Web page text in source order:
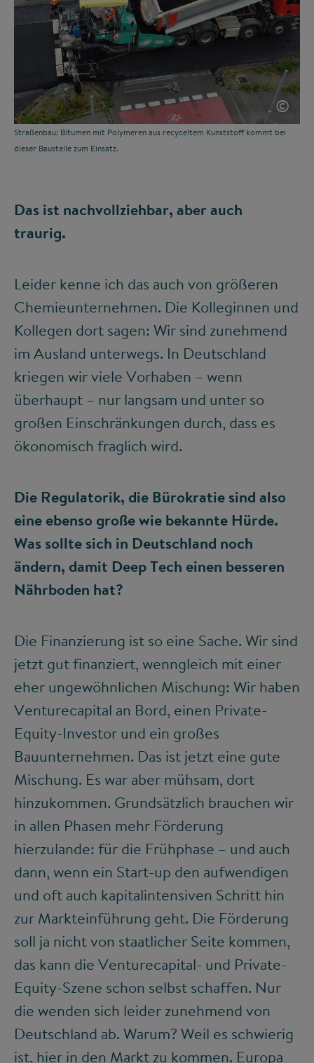
©
Straßenbau: Bitumen mit Polymeren aus recyceltem Kunststoff kommt bei
dieser Baustelle zum Einsatz.
Das ist nachvollziehbar, aber auch
traurig.
Leider kenne ich das auch von größeren
Chemieunternehmen. Die Kolleginnen und
Kollegen dort sagen: Wir sind zunehmend
im Ausland unterwegs. In Deutschland
kriegen wir viele Vorhaben – wenn
überhaupt – nur langsam und unter so
großen Einschränkungen durch, dass es
ökonomisch fraglich wird.
Die Regulatorik, die Bürokratie sind also
eine ebenso große wie bekannte Hürde.
Was sollte sich in Deutschland noch
ändern, damit Deep Tech einen besseren
Nährboden hat?
Die Finanzierung ist so eine Sache. Wir sind
jetzt gut finanziert, wenngleich mit einer
eher ungewöhnlichen Mischung: Wir haben
Venturecapital an Bord, einen Private-
Equity-Investor und ein großes
Bauunternehmen. Das ist jetzt eine gute
Mischung. Es war aber mühsam, dort
hinzukommen. Grundsätzlich brauchen wir
in allen Phasen mehr Förderung
hierzulande: für die Frühphase – und auch
dann, wenn ein Start-up den aufwendigen
und oft auch kapitalintensiven Schritt hin
zur Markteinführung geht. Die Förderung
soll ja nicht von staatlicher Seite kommen,
das kann die Venturecapital- und Private-
Equity-Szene schon selbst schaffen. Nur
die wenden sich leider zunehmend von
Deutschland ab. Warum? Weil es schwierig
ist, hier in den Markt zu kommen. Europa